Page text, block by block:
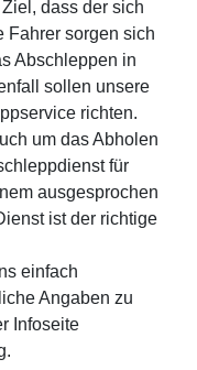
dass der sich
Fahrer sorgen sich
Abschleppen in
sollen unsere
richten.
um das Abholen
für
ausgesprochen
ist der richtige
einfach
Angaben zu
Infoseite